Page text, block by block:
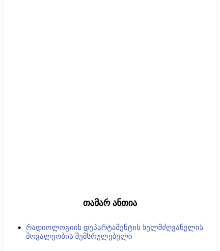
თამარ ანთია
რადიოლოგიის დეპარტამენტის ხელმძღვანელის
მოვალეობის შემსრულებელი